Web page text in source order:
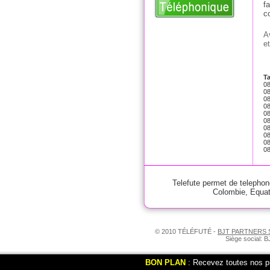
Telefute permet de
Colombie,
© 2010 TÉLÉFUTÉ - BJT PARTNERS
Siège social:
BON PLAN : Recevez toutes nos